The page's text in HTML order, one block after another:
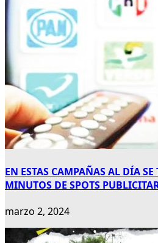
EN ESTAS CAMPAÑAS AL DÍA
MINUTOS DE SPOTS
marzo 2, 2024